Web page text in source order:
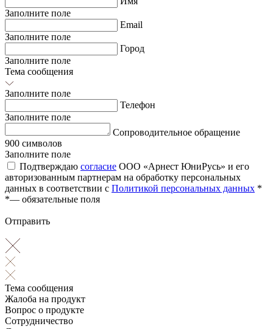
Заполните поле
Email
Заполните поле
Город
Заполните поле
Тема сообщения
Заполните поле
Телефон
Заполните поле
Сопроводительное обращение
900 символов
Заполните поле
Подтверждаю согласие ООО «Арнест ЮниРусь» и его
авторизованным партнерам на обработку персональных
данных в соответствии с Политикой персональных данных *
*— обязательные поля
Отправить
Тема сообщения
Жалоба на продукт
Вопрос о продукте
Сотрудничество